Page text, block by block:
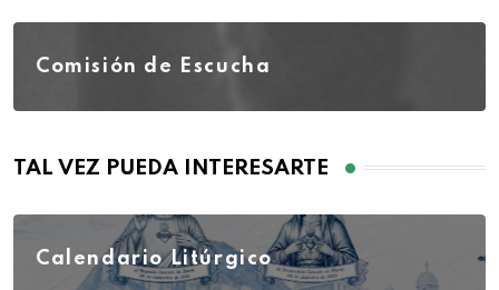
Comisión de Escucha
TAL VEZ PUEDA INTERESARTE
Calendario Litúrgico